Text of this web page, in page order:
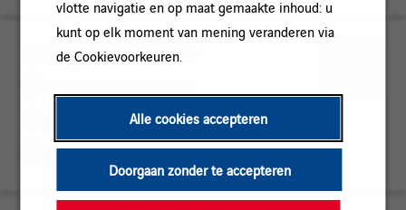
vlotte navigatie en op maat gemaakte inhoud: u
kunt op elk moment van mening veranderen via
de Cookievoorkeuren.
Alle cookies accepteren
Doorgaan zonder te accepteren
BI Support Consultant
Groningen,
IT / INFORMATIESYSTEMEN
INFORMATIESYSTEMEN
Permanent